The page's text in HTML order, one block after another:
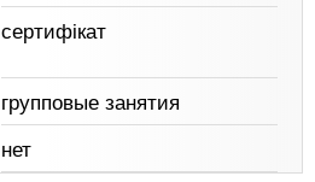
сертифікат
групповые занятия
нет